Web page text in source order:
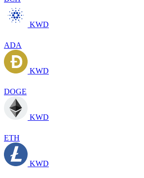
KWD
ADA
KWD
DOGE
KWD
ETH
KWD